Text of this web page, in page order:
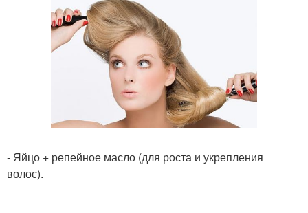
- Яйцо + репейное масло (для роста и укрепления
волос).